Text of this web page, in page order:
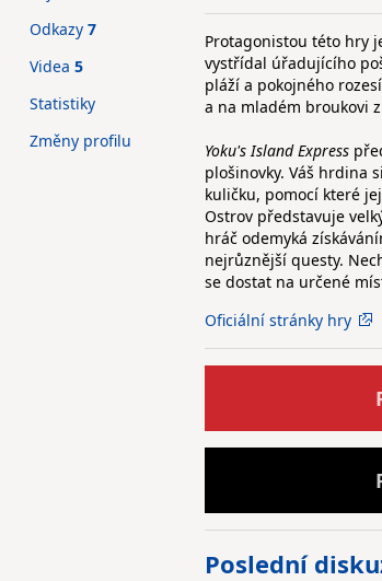
Protagonistou této hry
vystřídal úřadujícího
pláží a pokojného
a na mladém broukovi
Yoku's Island Express
plošinovky. Váš hrdina
kuličku, pomocí které
Ostrov představuje
hráč odemyká
nejrůznější questy.
se dostat na určené
Oficiální stránky hry
Poslední
Odkazy 7
Videa 5
Statistiky
Změny profilu